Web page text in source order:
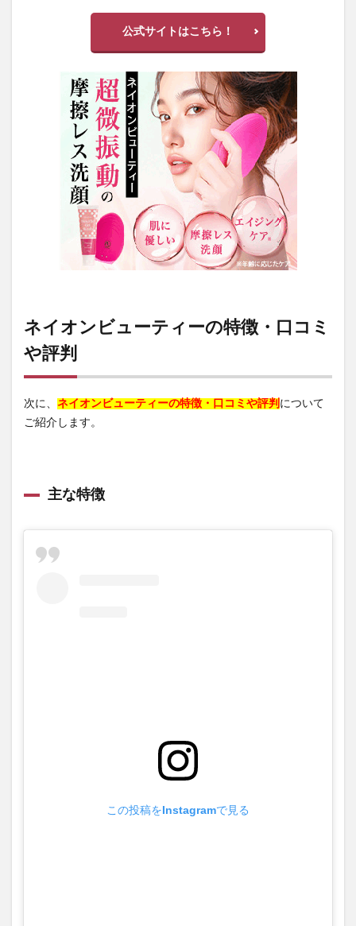
公式サイトはこちら！
ネイオンビューティーの特徴・口コミ
や評判
次に、 ネイオンビューティーの特徴・口コミや評判 について
ご紹介します。
主な特徴
この投稿をInstagramで見る